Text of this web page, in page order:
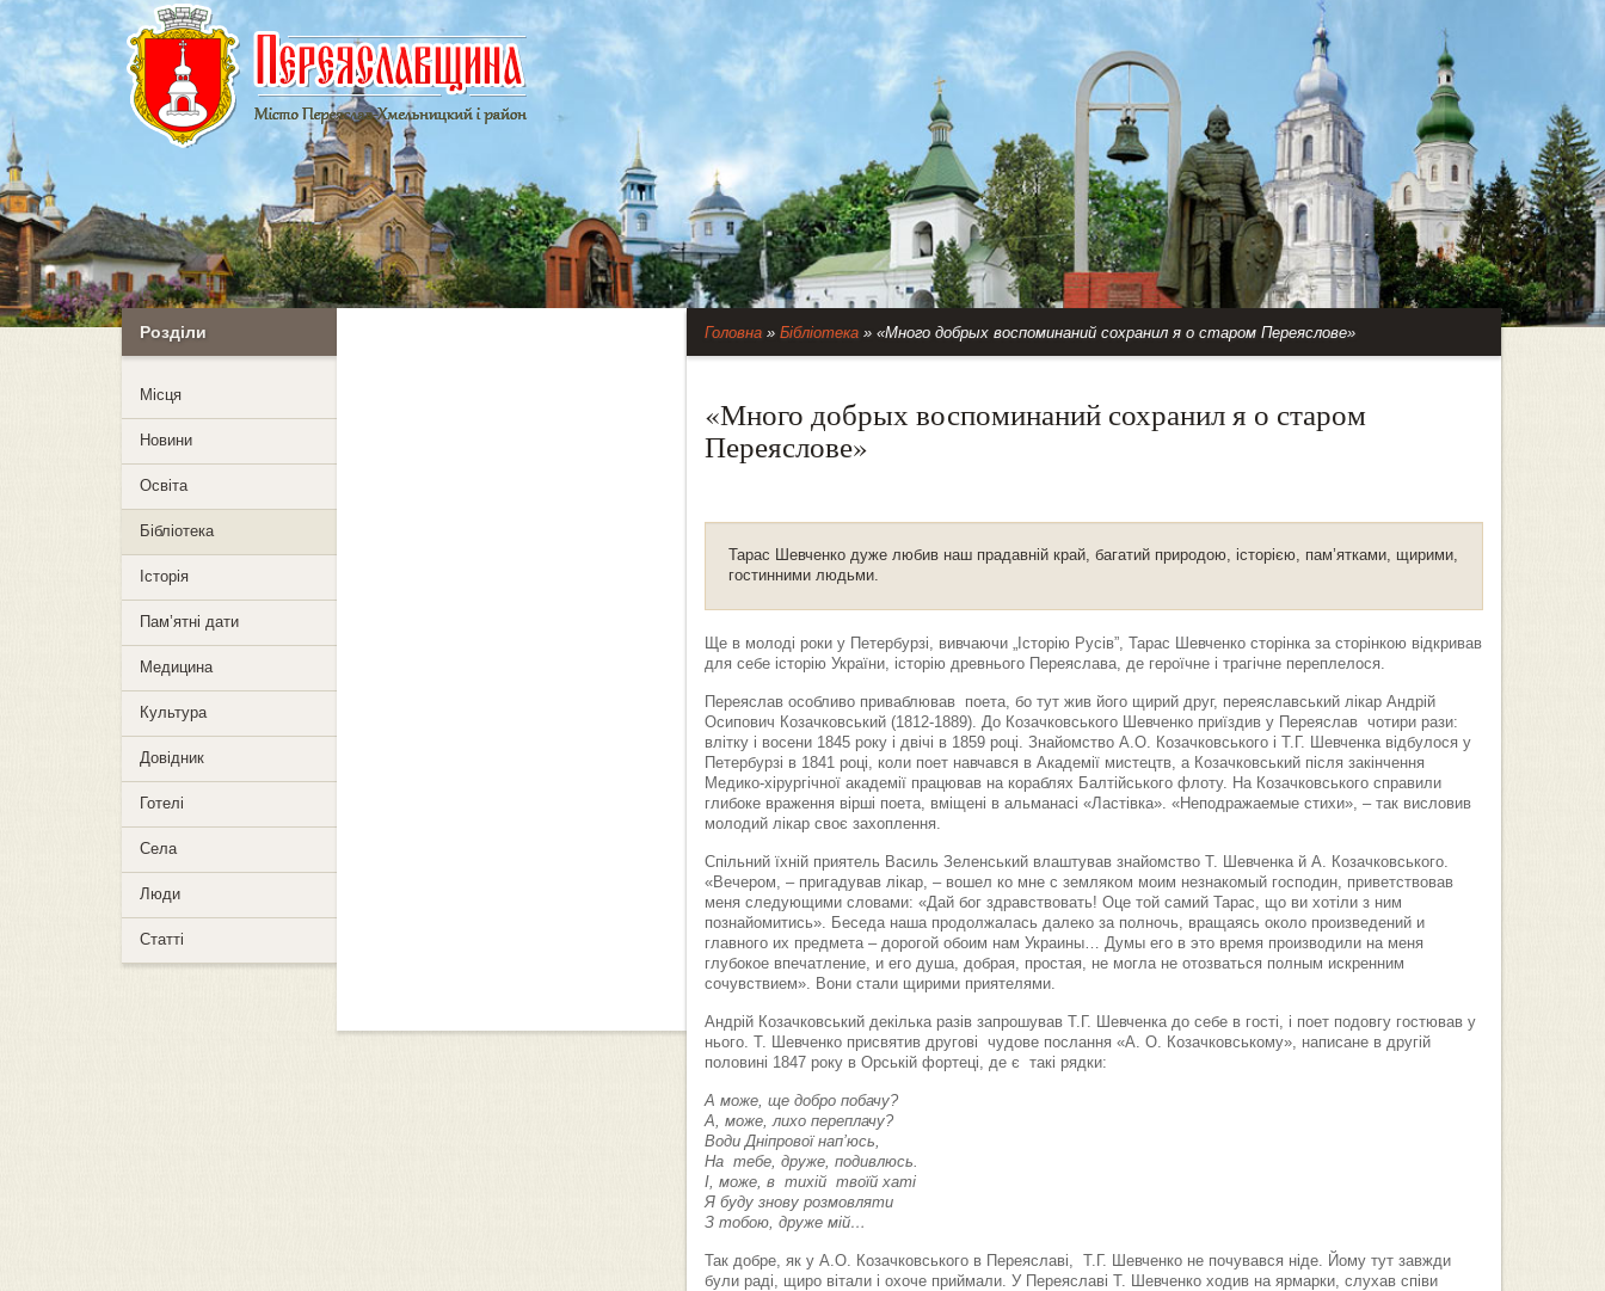
Розділи
Mісця
Новини
Освіта
Бібліотека
Історія
Пам’ятні дати
Медицина
Культура
Довідник
Готелі
Села
Люди
Статті
Головна» Бібліотека» «Много добрых воспоминаний сохранил я о старом Переяслове»
«Много добрых воспоминаний сохранил я о старом
Переяслове»
Тарас Шевченко дуже любив наш прадавній край, багатий природою, історією, пам’ятками, щирими,
гостинними людьми.
Ще в молоді роки у Петербурзі, вивчаючи „Історію Русів”, Тарас Шевченко сторінка за сторінкою відкривав
для себе історію України, історію древнього Переяслава, де героїчне і трагічне переплелося.
Переяслав особливо приваблював поета, бо тут жив його щирий друг, переяславський лікар Андрій
Осипович Козачковський (1812-1889). До Козачковського Шевченко приїздив у Переяслав чотири рази:
влітку і восени 1845 року і двічі в 1859 році. Знайомство А.О. Козачковського і Т.Г. Шевченка відбулося у
Петербурзі в 1841 році, коли поет навчався в Академії мистецтв, а Козачковський після закінчення
Медико-хірургічної академії працював на кораблях Балтійського флоту. На Козачковського справили
глибоке враження вірші поета, вміщені в альманасі «Ластівка». «Неподражаемые стихи», – так висловив
молодий лікар своє захоплення.
Спільний їхній приятель Василь Зеленський влаштував знайомство Т. Шевченка й А. Козачковського.
«Вечером, – пригадував лікар, – вошел ко мне с земляком моим незнакомый господин, приветствовав
меня следующими словами: «Дай бог здравствовать! Оце той самий Тарас, що ви хотіли з ним
познайомитись». Беседа наша продолжалась далеко за полночь, вращаясь около произведений и
главного их предмета – дорогой обоим нам Украины… Думы его в это время производили на меня
глубокое впечатление, и его душа, добрая, простая, не могла не отозваться полным искренним
сочувствием». Вони стали щирими приятелями.
Андрій Козачковський декілька разів запрошував Т.Г. Шевченка до себе в гості, і поет подовгу гостював у
нього. Т. Шевченко присвятив другові чудове послання «А. О. Козачковському», написане в другій
половині 1847 року в Орській фортеці, де є такі рядки:
А може, ще добро побачу?
А, може, лихо переплачу?
Води Дніпрової нап’юсь,
На тебе, друже, подивлюсь.
І, може, в тихій твоїй хаті
Я буду знову розмовляти
З тобою, друже мій…
Так добре, як у А.О. Козачковського в Переяславі, Т.Г. Шевченко не почувався ніде. Йому тут завжди
були раді, щиро вітали і охоче приймали. У Переяславі Т. Шевченко ходив на ярмарки, слухав співи